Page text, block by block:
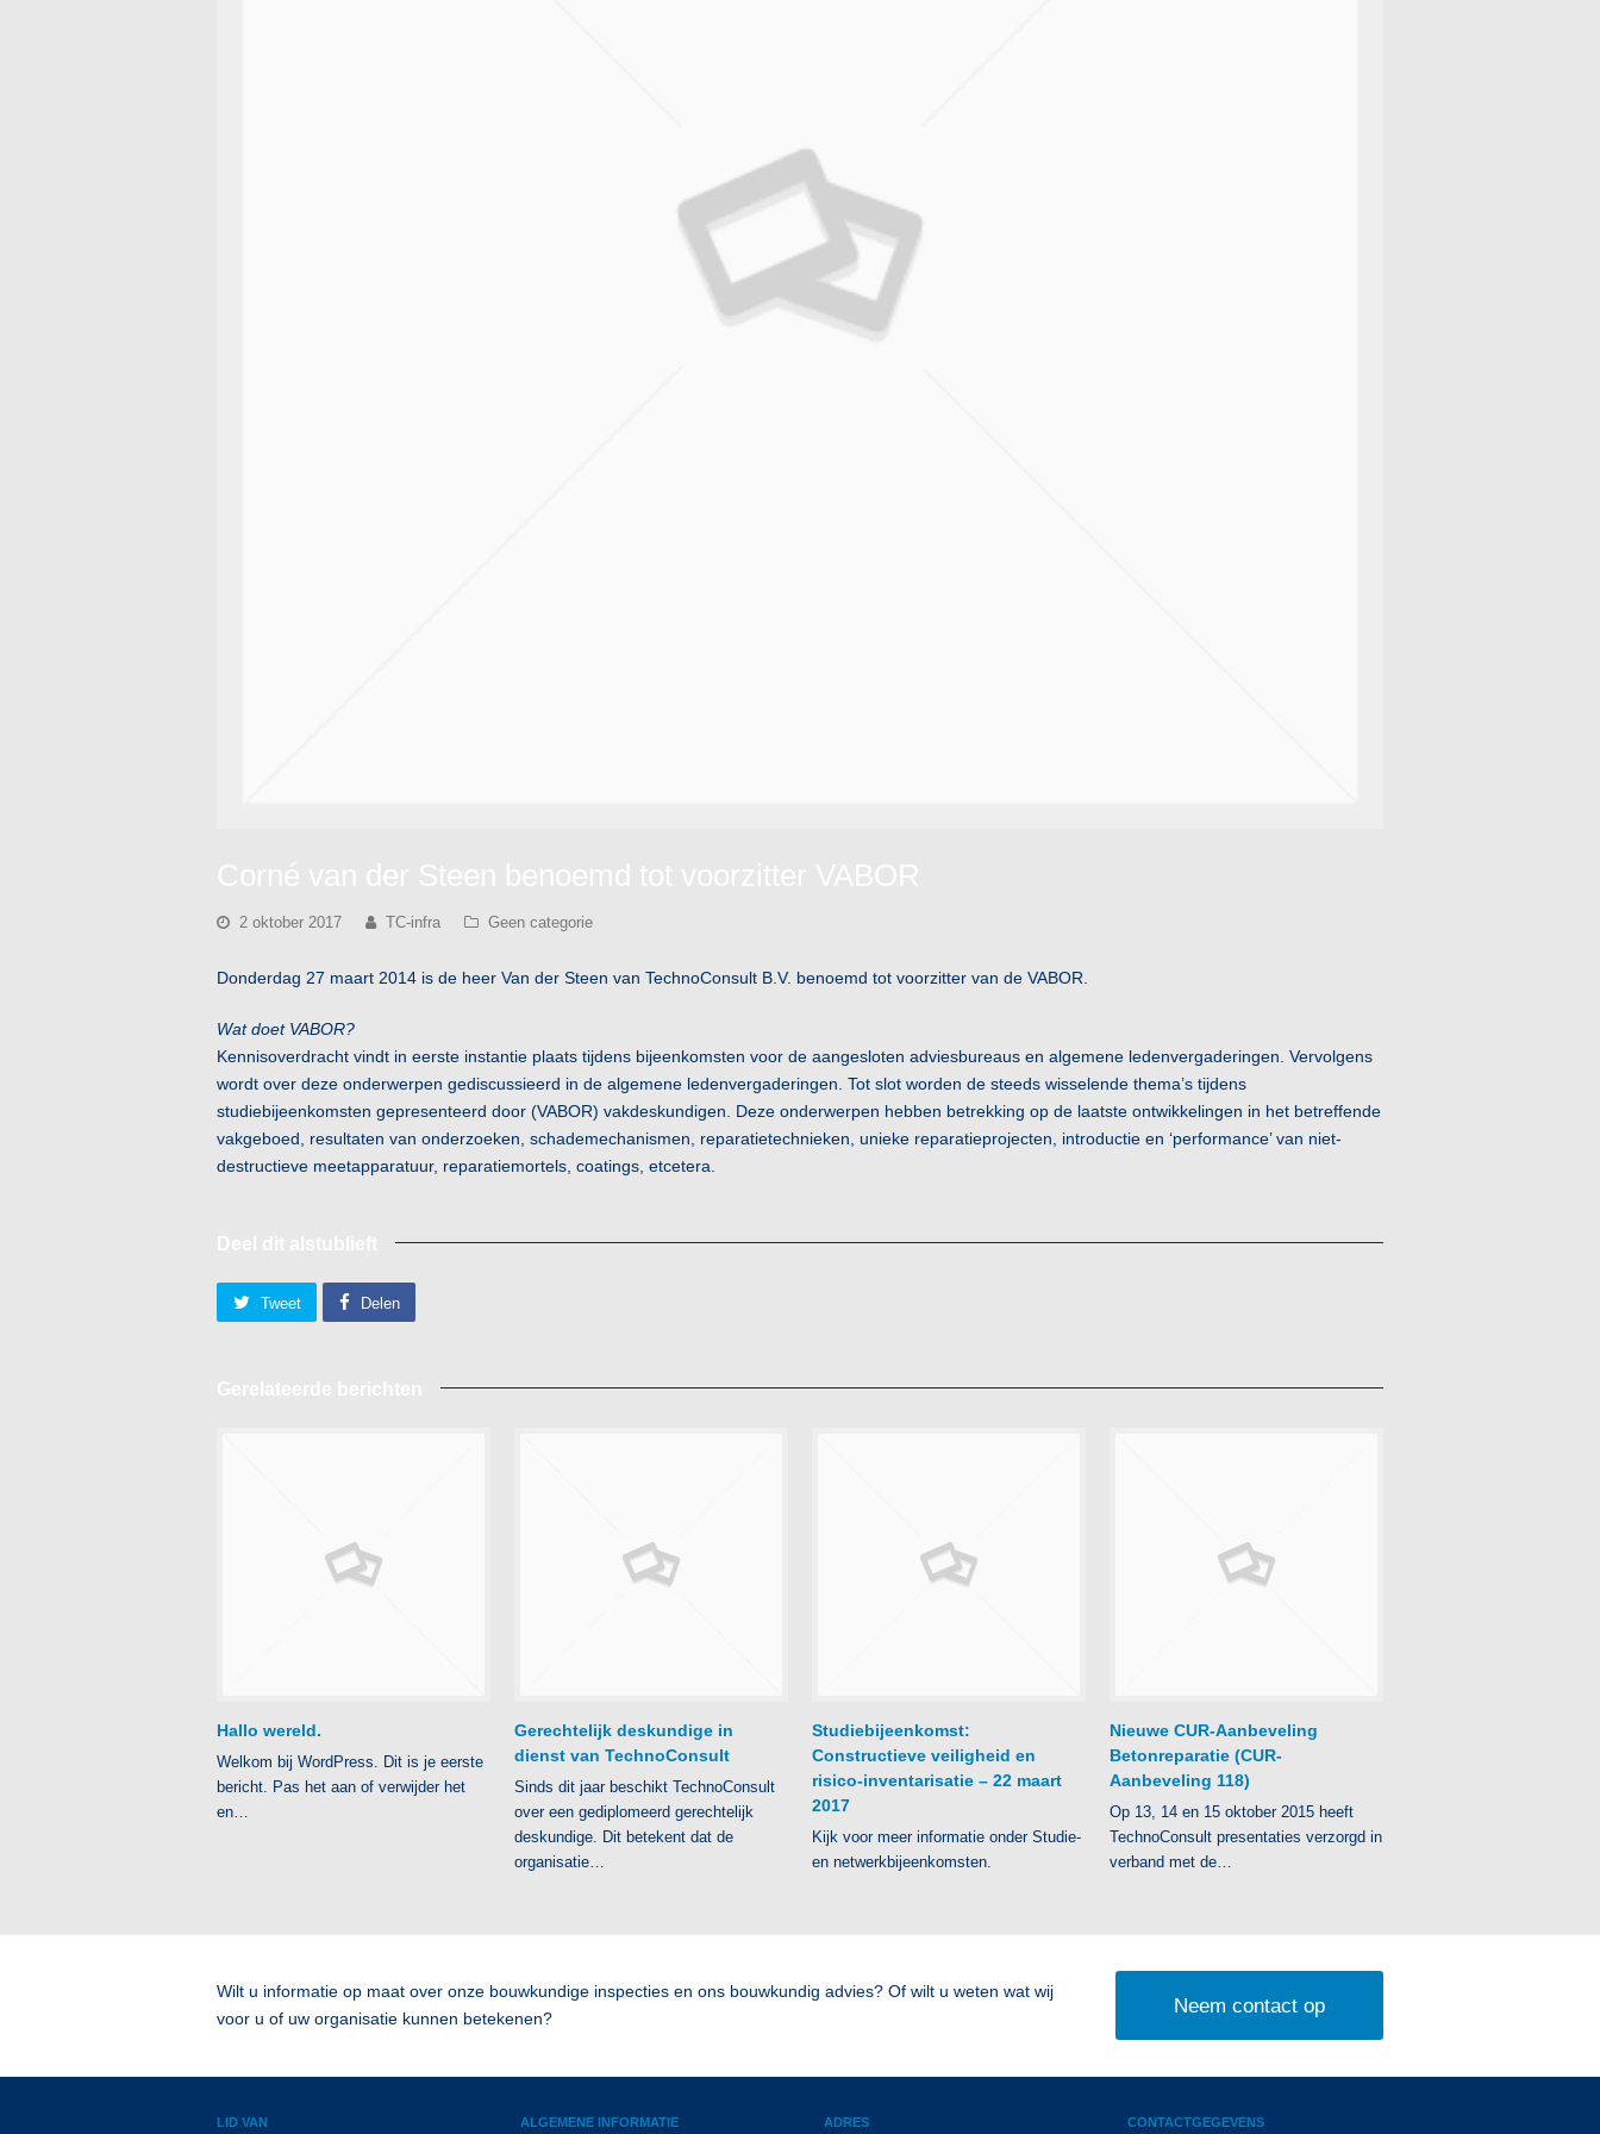
2 oktober 2017 TC-infra Geen categorie
Donderdag 27 maart 2014 is de heer Van der Steen van TechnoConsult B.V. benoemd tot voorzitter van de VABOR.
Wat doet VABOR?
Kennisoverdracht vindt in eerste instantie plaats tijdens bijeenkomsten voor de aangesloten adviesbureaus en algemene ledenvergaderingen. Vervolgens
wordt over deze onderwerpen gediscussieerd in de algemene ledenvergaderingen. Tot slot worden de steeds wisselende thema’s tijdens
studiebijeenkomsten gepresenteerd door (VABOR) vakdeskundigen. Deze onderwerpen hebben betrekking op de laatste ontwikkelingen in het betreffende
vakgeboed, resultaten van onderzoeken, schademechanismen, reparatietechnieken, unieke reparatieprojecten, introductie en ‘performance’ van niet-
destructieve meetapparatuur, reparatiemortels, coatings, etcetera.
Tweet Delen
Hallo wereld.
Welkom bij WordPress. Dit is je eerste
bericht. Pas het aan of verwijder het
en…
Gerechtelijk deskundige in
dienst van TechnoConsult
Sinds dit jaar beschikt TechnoConsult
over een gediplomeerd gerechtelijk
deskundige. Dit betekent dat de
organisatie…
Studiebijeenkomst:
Constructieve veiligheid en
risico-inventarisatie – 22 maart
2017
Kijk voor meer informatie onder Studie-
en netwerkbijeenkomsten.
N ieuwe CUR-Aanbeveling
Betonreparatie (CUR-
Aanbeveling 118)
Op 13, 14 en 15 oktober 2015 heeft
TechnoConsult presentaties verzorgd in
verband met de…
Wilt u informatie op maat over onze bouwkundige inspecties en ons bouwkundig advies? Of wilt u weten wat wij
voor u of uw organisatie kunnen betekenen?
Neem contact op
LID VAN ALGEMENE INFORMATIE ADRES CONTACTGEGEVENS